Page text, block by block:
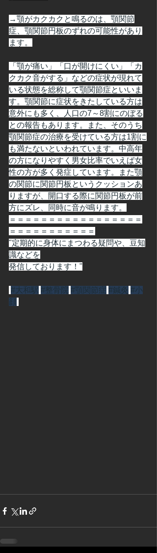
→顎がカクカクと鳴るのは、顎関節
症、顎関節円板のずれの可能性があり
ます。
「顎が痛い」「口が開けにくい」「カ
クカク音がする」などの症状が現れて
いる状態を総称して顎関節症といいま
す。顎関節に症状をきたしている方は
意外にも多く、人口の7～8割にのぼる
との報告もあります。また、そのうち
顎関節症の治療を受けている方は1割に
も満たないといわれています。中高年
の方になりやすく男女比率でいえば女
性の方が多く発症しています。また顎
の関節に関節円板というクッションあ
りますが、開口する際に関節円板が前
方にズレ、同時に音が鳴ります。
＝＝＝＝＝＝＝＝＝＝＝＝＝＝＝＝＝
＝＝＝＝＝＝＝＝＝＝＝
"定期的に身体にまつわる疑問や、豆知
識などを
発信しております！"
#大和駅 #整骨院 #顎関節症 #鍼灸 #小
顔